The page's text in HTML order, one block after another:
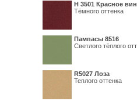
Н 3501 Красное
Тёмного оттенка
Пампасы 8516
Светлого тёплого
R5027 Лоза
Теплого оттенка